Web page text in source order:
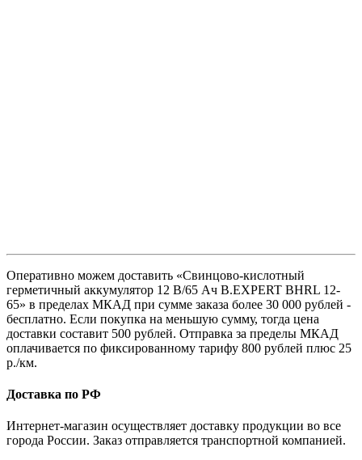
Оперативно можем доставить «Свинцово-кислотный
герметичный аккумулятор 12 В/65 Ач B.EXPERT BHRL 12-
65» в пределах МКАД при сумме заказа более 30 000 рублей -
бесплатно. Если покупка на меньшую сумму, тогда цена
доставки составит 500 рублей. Отправка за пределы МКАД
оплачивается по фиксированному тарифу 800 рублей плюс 25
р./км.
Доставка по РФ
Интернет-магазин осуществляет доставку продукции во все
города России. Заказ отправляется транспортной компанией.